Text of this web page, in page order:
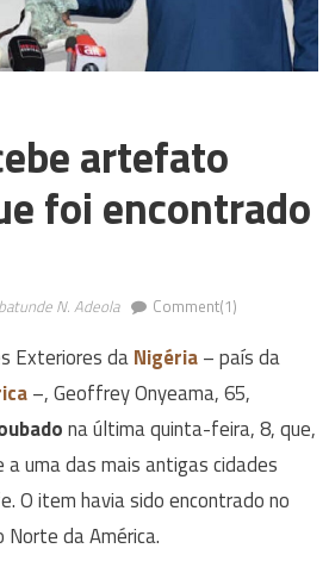
artefato
foi encontrado
N. Adeola Comment(1)
Exteriores daNigéria– país da
–, Geoffrey Onyeama, 65,
na última quinta-feira, 8, que,
uma das mais antigas cidades
O item havia sido encontrado no
da América.